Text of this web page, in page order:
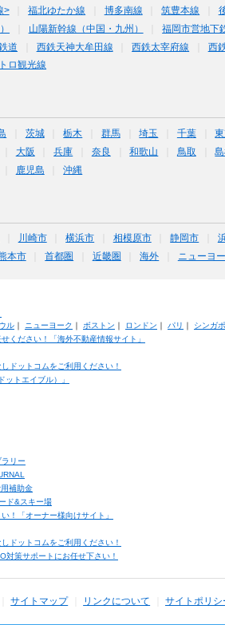
> 福北ゆたか線 博多南線 筑豊本線
山陽新幹線（中国・九州） 福岡市営地下
道 西鉄天神大牟田線 西鉄太宰府線 西
ロ観光線
茨城 栃木 群馬 埼玉 千葉
大阪 兵庫 奈良 和歌山 鳥取
鹿児島 沖縄
川崎市 横浜市 相模原市 静岡市
本市 首都圏 近畿圏 海外 ニューヨ
ル｜ ニューヨーク ｜ ボストン ｜ ロンドン ｜ パリ ｜ シンガ
ください！「海外不動産情報サイト」
ドットコムをご利用ください！
トエイブル）」
リー
補助金
ド&スキー場
！「オーナー様向けサイト」
ドットコムをご利用ください！
対策サポートにお任せ下さい！
サイトマップ リンクについて サイトポリシ